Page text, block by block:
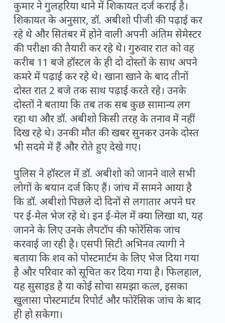
कुमार ने गुलहरिया थाने में शिकायत दर्ज कराई है।
शिकायत के अनुसार, डॉ. अबीशो पीजी की पढ़ाई कर
रहे थे और सितंबर में होने वाली अपनी अंतिम सेमेस्टर
की परीक्षा की तैयारी कर रहे थे। गुरुवार रात को वह
करीब 11 बजे हॉस्टल के ही दो दोस्तों के साथ अपने
कमरे में पढ़ाई कर रहे थे। खाना खाने के बाद तीनों
दोस्त रात 2 बजे तक साथ पढ़ाई करते रहे। उनके
दोस्तों ने बताया कि तब तक सब कुछ सामान्य लग
रहा था और डॉ. अबीशो किसी तरह के तनाव में नहीं
दिख रहे थे। उनकी मौत की खबर सुनकर उनके दोस्त
भी सदमे में हैं और रोते हुए देखे गए।
पुलिस ने हॉस्टल में डॉ. अबीशो को जानने वाले सभी
लोगों के बयान दर्ज किए हैं। जांच में सामने आया है
कि डॉ. अबीशो पिछले दो दिनों से लगातार अपने घर
पर ई-मेल भेज रहे थे। इन ई-मेल में क्या लिखा था, यह
जानने के लिए उनके लैपटॉप की फोरेंसिक जांच
करवाई जा रही है। एसपी सिटी अभिनव त्यागी ने
बताया कि शव को पोस्टमार्टम के लिए भेज दिया गया
है और परिवार को सूचित कर दिया गया है। फिलहाल,
यह सुसाइड है या कोई सोचा समझा कत्ल, इसका
खुलासा पोस्टमार्टम रिपोर्ट और फोरेंसिक जांच के बाद
ही हो सकेगा।